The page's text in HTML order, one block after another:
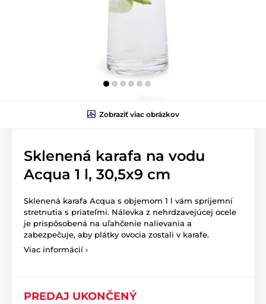
Zobraziť viac obrázkov
Sklenená karafa na vodu
Acqua 1 l, 30,5x9 cm
Sklenená karafa Acqua s objemom 1 l vám spríjemní
stretnutia s priateľmi. Nálevka z nehrdzavejúcej ocele
je prispôsobená na uľahčenie nalievania a
zabezpečuje, aby plátky ovocia zostali v karafe.
Viac informácií ›
PREDAJ UKONČENÝ